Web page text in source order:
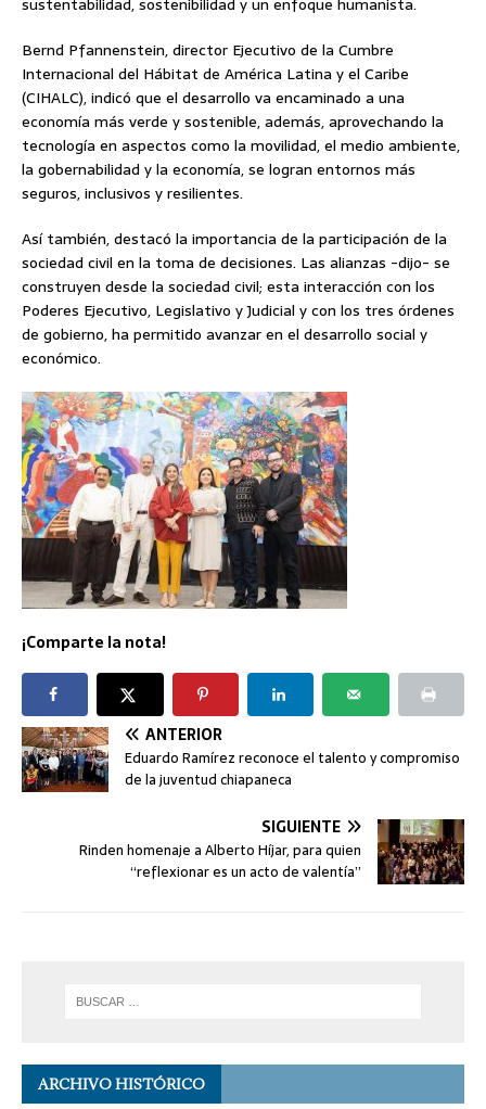
Bernd Pfannenstein, director Ejecutivo de la Cumbre
Internacional del Hábitat de América Latina y el Caribe
(CIHALC), indicó que el desarrollo va encaminado a una
economía más verde y sostenible, además, aprovechando la
tecnología en aspectos como la movilidad, el medio ambiente,
la gobernabilidad y la economía, se logran entornos más
seguros, inclusivos y resilientes.
Así también, destacó la importancia de la participación de la
sociedad civil en la toma de decisiones. Las alianzas -dijo- se
construyen desde la sociedad civil; esta interacción con los
Poderes Ejecutivo, Legislativo y Judicial y con los tres órdenes
de gobierno, ha permitido avanzar en el desarrollo social y
económico.
¡Comparte la nota!
ANTERIOR
Eduardo Ramírez reconoce el talento y compromiso
de la juventud chiapaneca
SIGUIENTE
Rinden homenaje a Alberto Híjar, para quien
“reflexionar es un acto de valentía”
ARCHIVO HISTÓRICO